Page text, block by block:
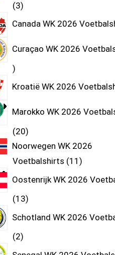
3
Canada WK 2026
Curaçao WK 2026
Kroatië WK 2026
Marokko WK 2026
20
Noorwegen WK 2026
Voetbalshirts 11
Oostenrijk WK 2026
13
Schotland WK 2026
2